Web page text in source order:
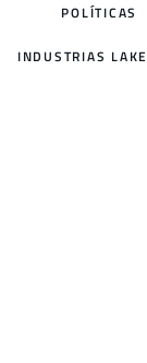
POLÍTICAS
INDUSTRIAS